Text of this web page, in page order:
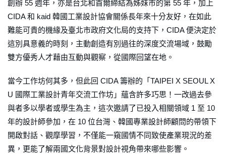
創辦 55 週年，亦是台北和首爾締結為姊妹市的第 55 年，加上
CIDA 和 kaid 韓國工業設計協會關係長年來十分友好，在如此
難能可貴的機緣及臺北市政府文化局的支持下，CIDA 便決定於
這別具意義的時刻，主動創造有別過往的深度交流場域，鼓勵
雙方優秀人才藉由互動與觀察，從國際回望在地。
當今工作坊何其多，但此回 CIDA 籌辦的「TAIPEI X SEOUL X
U 國際工業設計青年交流工作坊」蘊含許多巧思！一改過去參
與者多以學者或學生為主，這次邀請了已投入相關領域 1 至 10
年的設計師參加，在 10 位台灣、韓國專業設計師顧問的帶領下
開啟對話、觀摩學習，不僅能一窺國情不同致使產業現況的差
異，更能了解兩國文化背景對設計視角帶來哪些影響。